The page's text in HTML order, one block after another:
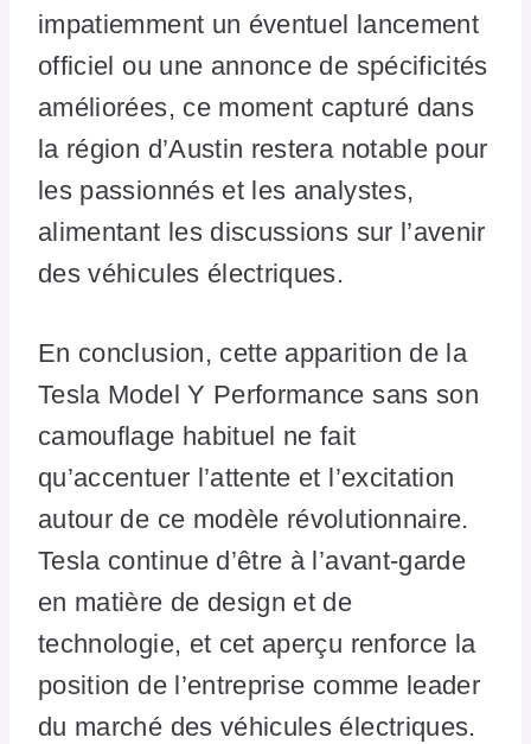
impatiemment un éventuel lancement
officiel ou une annonce de spécificités
améliorées, ce moment capturé dans
la région d’Austin restera notable pour
les passionnés et les analystes,
alimentant les discussions sur l’avenir
des véhicules électriques.
En conclusion, cette apparition de la
Tesla Model Y Performance sans son
camouflage habituel ne fait
qu’accentuer l’attente et l’excitation
autour de ce modèle révolutionnaire.
Tesla continue d’être à l’avant-garde
en matière de design et de
technologie, et cet aperçu renforce la
position de l’entreprise comme leader
du marché des véhicules électriques.